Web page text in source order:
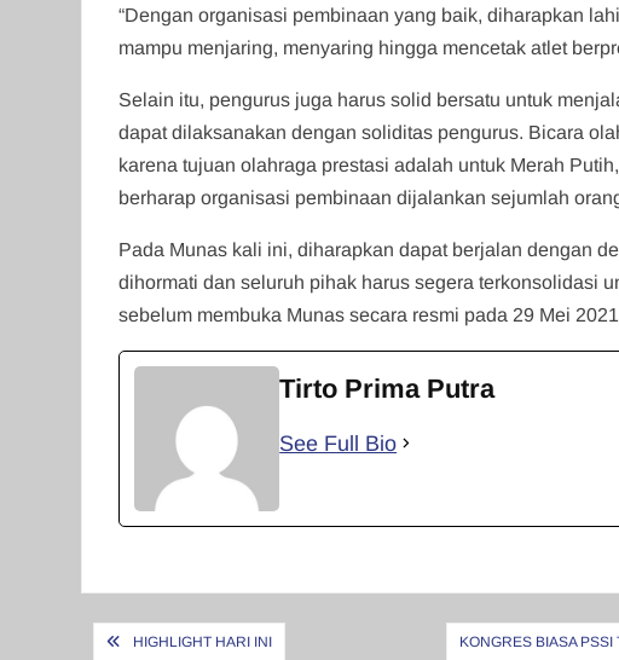
“Dengan organisasi pembinaan yang baik, diharapkan
mampu menjaring, menyaring hingga mencetak atlet
Selain itu, pengurus juga harus solid bersatu untuk
dapat dilaksanakan dengan soliditas pengurus. Bicara
karena tujuan olahraga prestasi adalah untuk Merah
berharap organisasi pembinaan dijalankan sejumlah
Pada Munas kali ini, diharapkan dapat berjalan dengan
dihormati dan seluruh pihak harus segera terkonsolidasi
sebelum membuka Munas secara resmi pada 29 Mei
Tirto Prima Putra
See Full Bio
Navigasi
HIGHLIGHT HARI INI KONGRES BIASA